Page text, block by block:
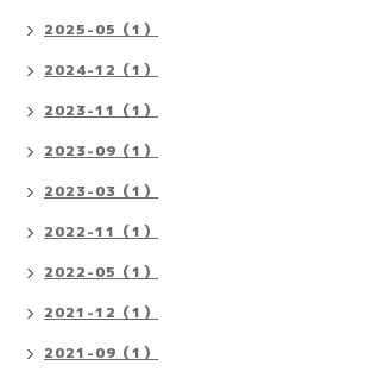
2025-05（1）
2024-12（1）
2023-11（1）
2023-09（1）
2023-03（1）
2022-11（1）
2022-05（1）
2021-12（1）
2021-09（1）